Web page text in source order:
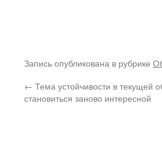
Запись опубликована в рубрике
← Тема устойчивости в текущей
становиться заново интересной